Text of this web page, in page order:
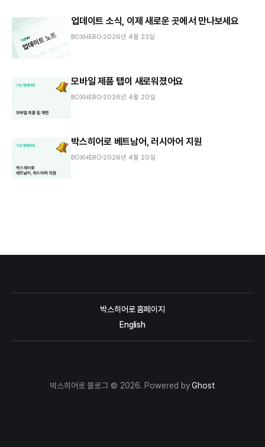
업데이트 소식, 이제 새로운 곳에서 만나보세요
BOXHERO 2026년 4월 23일
모바일 제품 탭이 새로워졌어요
BOXHERO 2026년 4월 20일
박스히어로 베트남어, 러시아어 지원
BOXHERO 2026년 4월 20일
박스히어로 홈페이지
English
박스히어로 블로그 © 2026. Powered byGhost